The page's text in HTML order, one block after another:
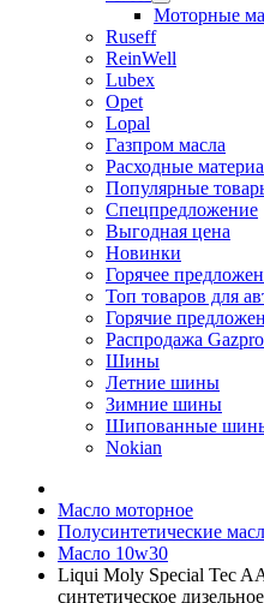
Моторные
Ruseff
ReinWell
Lubex
Opet
Lopal
Газпром масла
Расходные
Популярные
Спецпредложение
Выгодная цена
Новинки
Горячее
Топ товаров для
Горячие
Распродажа
Шины
Летние шины
Зимние шины
Шипованные
Nokian
Масло моторное
Полусинтетические
Масло 10w30
Liqui Moly Special Tec
синтетическое